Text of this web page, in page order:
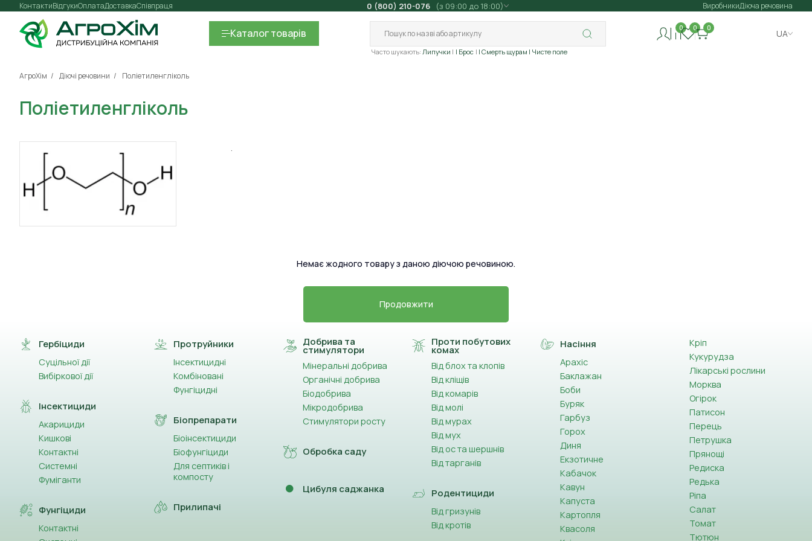
Контакти Оплата
Відгуки ДоставкаСпівпраця 0 (800) 210-076 (з 09:00 до 18:00) ВиробникиДіюча речовина
Каталогтоварів
Часто шукають: Липучки | Брос | Смерть щурам | Чисте поле
0 0 0
UA
АгроХім Діючі речовини Поліетиленгліколь
Поліетиленгліколь
.
Немає жодного товару з даною діючою речовиною.
Продовжити
Гербіциди
Суцільної дії
Вибіркової дії
Інсектициди
Акарициди
Кишкові
Контактні
Системні
Фуміганти
Фунгіциди
Контактні
Протруйники
Інсектицидні
Комбіновані
Фунгіцидні
Біопрепарати
Біоінсектициди
Біофунгіциди
Для септиків і
компосту
Прилипачі
Добрива та
стимулятори
Мінеральні добрива
Органічні добрива
Біодобрива
Мікродобрива
Стимулятори росту
Обробка саду
Цибуля саджанка
Проти побутових
комах
Від блох та клопів
Від кліщів
Від комарів
Від молі
Від мурах
Від мух
Від ос та шершнів
Від тарганів
Родентициди
Від гризунів
Від кротів
Насіння
Арахіс
Баклажан
Боби
Буряк
Гарбуз
Горох
Диня
Екзотичне
Кабачок
Кавун
Капуста
Картопля
Квасоля
Кріп
Кукурудза
Лікарські рослини
Морква
Огірок
Патисон
Перець
Петрушка
Прянощі
Редиска
Редька
Ріпа
Салат
Томат
Тютюн